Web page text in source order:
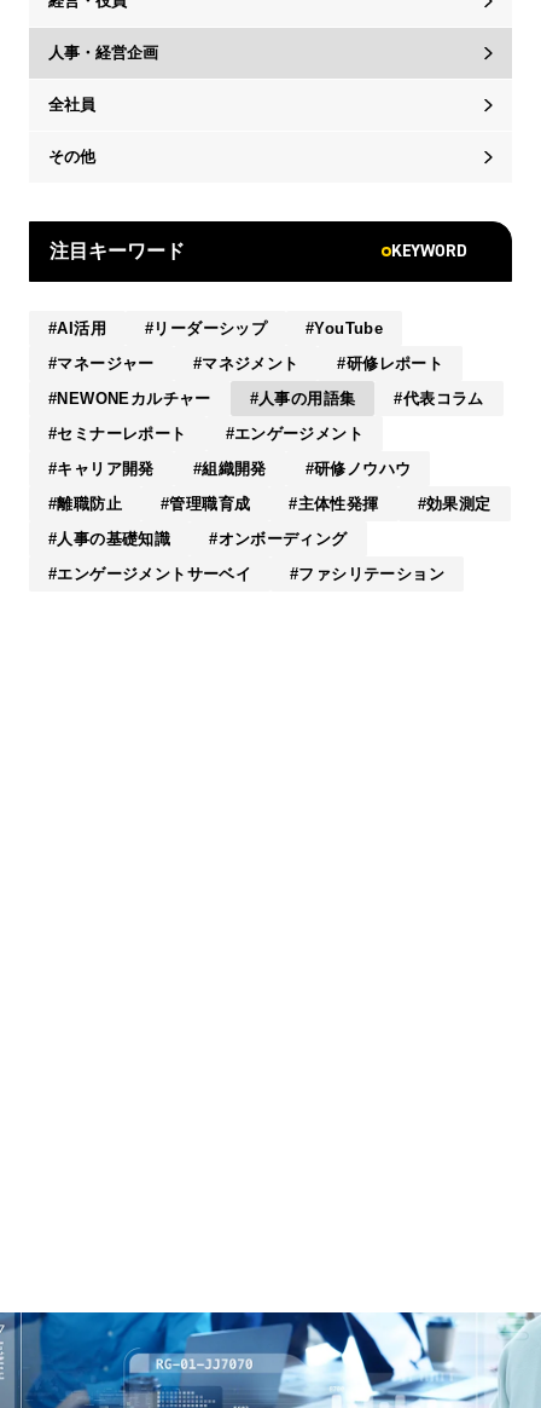
人事・経営企画
全社員
その他
注目キーワード KEYWORD
AI活用 リーダーシップ
YouTube
マネージャー
マネジメント
研修レポート
NEWONEカルチャー
人事の用語集
代表コラム
セミナーレポート
エンゲージメント
キャリア開発
組織開発
研修ノウハウ
離職防止
管理職育成 主体性発揮
効果測定
人事の基礎知識
オンボーディング
エンゲージメントサーベイ
ファシリテーション